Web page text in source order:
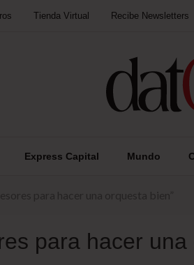
Tienda Virtual Recibe Newsletters
Express Capital Mundo
para hacer